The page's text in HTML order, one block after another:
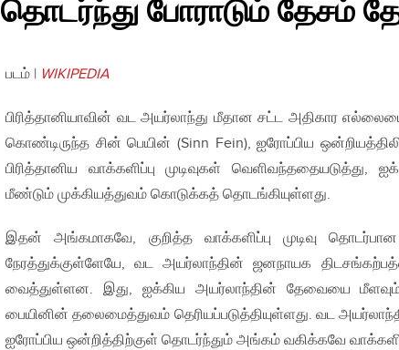
தொடர்ந்து போராடும் தேசம்
படம் | WIKIPEDIA
பிரித்தானியாவின் வட அயர்லாந்து மீதான சட்ட அதிகார
கொண்டிருந்த சின் பெயின் (Sinn Fein), ஐரோப்பிய
பிரித்தானிய வாக்களிப்பு முடிவுகள் வெளிவந்ததையடுத்து,
மீண்டும் முக்கியத்துவம் கொடுக்கத் தொடங்கியுள்ளது.
இதன் அங்கமாகவே, குறித்த வாக்களிப்பு முடிவு
நேரத்துக்குள்ளேயே, வட அயர்லாந்தின் ஜனநாயக
வைத்துள்ளன. இது, ஐக்கிய அயர்லாந்தின் தேவையை மீளவும்
பையினின் தலைமைத்துவம் தெரியப்படுத்தியுள்ளது. வட
ஐரோப்பிய ஒன்றித்திற்குள் தொடர்ந்தும் அங்கம் வகிக்கவே